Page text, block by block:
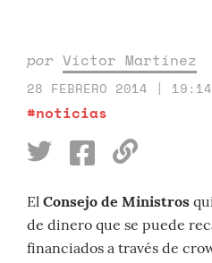
por Víctor Martínez
28 FEBRERO 2014 | 19:14
#noticias
El Consejo de Ministros
de dinero que se puede
financiados a través de